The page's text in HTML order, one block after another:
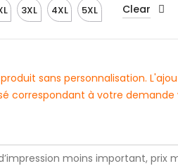
3XL 4XL 5XL Clear
sans personnalisation.
correspondant à votre